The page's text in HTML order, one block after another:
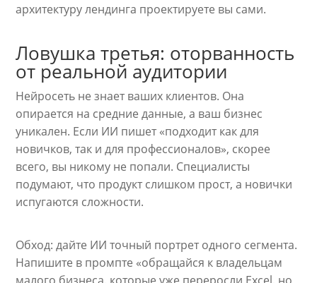
архитектуру лендинга проектируете вы сами.
Ловушка третья: оторванность
от реальной аудитории
Нейросеть не знает ваших клиентов. Она
опирается на средние данные, а ваш бизнес
уникален. Если ИИ пишет «подходит как для
новичков, так и для профессионалов», скорее
всего, вы никому не попали. Специалисты
подумают, что продукт слишком прост, а новички
испугаются сложности.
Обход: дайте ИИ точный портрет одного сегмента.
Напишите в промпте «обращайся к владельцам